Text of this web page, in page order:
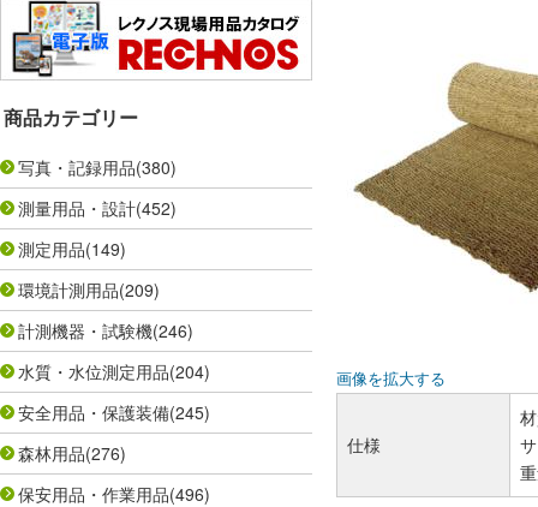
商品カテゴリー
写真・記録用品(380)
測量用品・設計(452)
測定用品(149)
環境計測用品(209)
計測機器・試験機(246)
水質・水位測定用品(204)
安全用品・保護装備(245)
森林用品(276)
保安用品・作業用品(496)
画像を拡大する
仕様